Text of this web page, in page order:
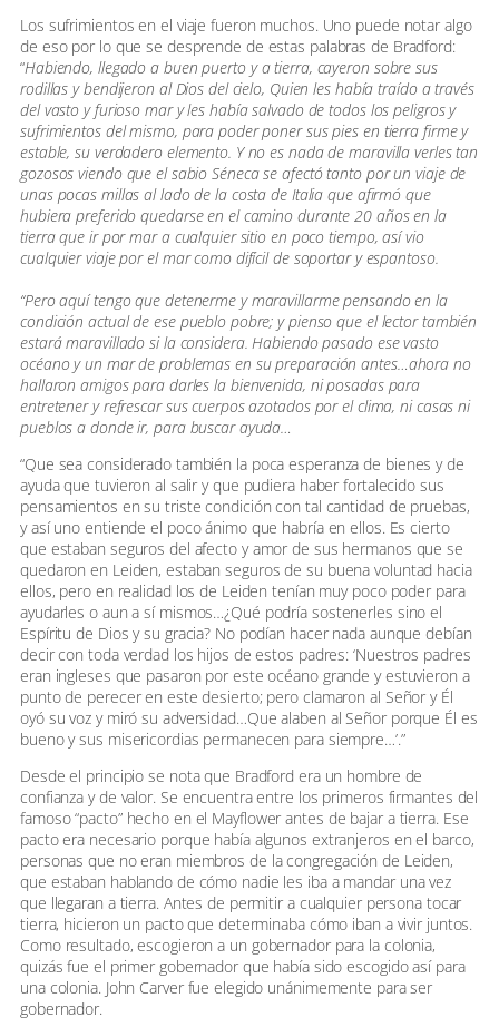
Los sufrimientos en el viaje fueron muchos. Uno puede notar algo
de eso por lo que se desprende de estas palabras de Bradford:
“Habiendo, llegado a buen puerto y a tierra, cayeron sobre sus
rodillas y bendijeron al Dios del cielo, Quien les había traído a través
del vasto y furioso mar y les había salvado de todos los peligros y
sufrimientos del mismo, para poder poner sus pies en tierra firme y
estable, su verdadero elemento. Y no es nada de maravilla verles tan
gozosos viendo que el sabio Séneca se afectó tanto por un viaje de
unas pocas millas al lado de la costa de Italia que afirmó que
hubiera preferido quedarse en el camino durante 20 años en la
tierra que ir por mar a cualquier sitio en poco tiempo, así vio
cualquier viaje por el mar como difícil de soportar y espantoso.
“Pero aquí tengo que detenerme y maravillarme pensando en la
condición actual de ese pueblo pobre; y pienso que el lector también
estará maravillado si la considera. Habiendo pasado ese vasto
océano y un mar de problemas en su preparación antes…ahora no
hallaron amigos para darles la bienvenida, ni posadas para
entretener y refrescar sus cuerpos azotados por el clima, ni casas ni
pueblos a donde ir, para buscar ayuda…
“Que sea considerado también la poca esperanza de bienes y de
ayuda que tuvieron al salir y que pudiera haber fortalecido sus
pensamientos en su triste condición con tal cantidad de pruebas,
y así uno entiende el poco ánimo que habría en ellos. Es cierto
que estaban seguros del afecto y amor de sus hermanos que se
quedaron en Leiden, estaban seguros de su buena voluntad hacia
ellos, pero en realidad los de Leiden tenían muy poco poder para
ayudarles o aun a sí mismos…¿Qué podría sostenerles sino el
Espíritu de Dios y su gracia? No podían hacer nada aunque debían
decir con toda verdad los hijos de estos padres: ‘Nuestros padres
eran ingleses que pasaron por este océano grande y estuvieron a
punto de perecer en este desierto; pero clamaron al Señor y Él
oyó su voz y miró su adversidad…Que alaben al Señor porque Él es
bueno y sus misericordias permanecen para siempre…’.”
Desde el principio se nota que Bradford era un hombre de
confianza y de valor. Se encuentra entre los primeros firmantes del
famoso “pacto” hecho en el Mayflower antes de bajar a tierra. Ese
pacto era necesario porque había algunos extranjeros en el barco,
personas que no eran miembros de la congregación de Leiden,
que estaban hablando de cómo nadie les iba a mandar una vez
que llegaran a tierra. Antes de permitir a cualquier persona tocar
tierra, hicieron un pacto que determinaba cómo iban a vivir juntos.
Como resultado, escogieron a un gobernador para la colonia,
quizás fue el primer gobernador que había sido escogido así para
una colonia. John Carver fue elegido unánimemente para ser
gobernador.